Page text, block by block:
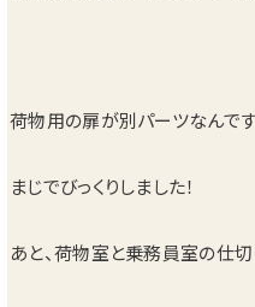
荷物用の扉が別パーツなんです
まじでびっくりしました！
あと、荷物室と乗務員室の仕切